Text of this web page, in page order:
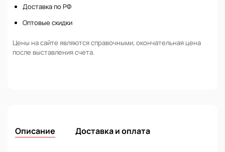
Доставка по РФ
Оптовые скидки
Цены на сайте являются справочными, окончательная цена
после выставления счета.
Описание Доставка и оплата